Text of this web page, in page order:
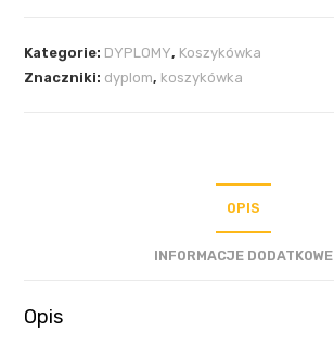
Kategorie: DYPLOMY, Koszykówka
Znaczniki: dyplom, koszykówka
OPIS
INFORMACJE DODATKOWE
Opis